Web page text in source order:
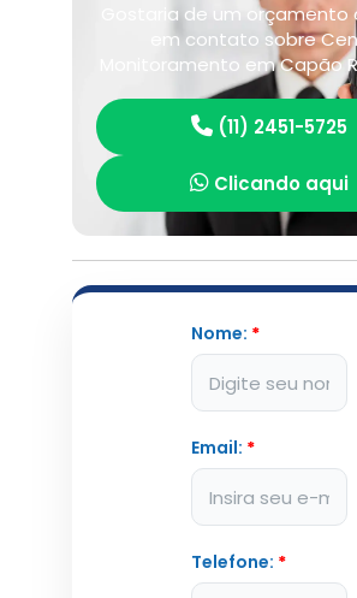
Gostaria de um orçamento
em contato sobre
Monitoramento em Capão
(11) 2451-5725
Clicando aqui
Nome: *
Email: *
Telefone: *